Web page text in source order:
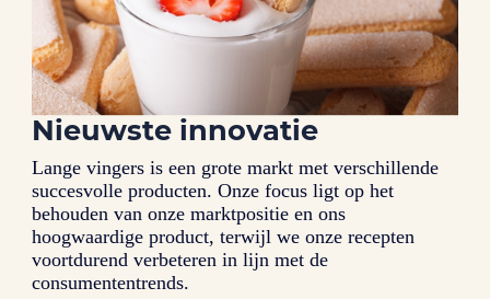
Nieuwste innovatie
Lange vingers is een grote markt met verschillende
succesvolle producten. Onze focus ligt op het
behouden van onze marktpositie en ons
hoogwaardige product, terwijl we onze recepten
voortdurend verbeteren in lijn met de
consumententrends.